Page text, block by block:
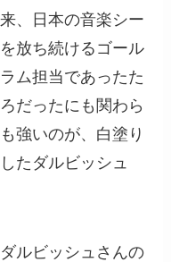
、日本の音楽シー
放ち続けるゴール
ム担当であったた
だったにも関わら
強いのが、白塗り
たダルビッシュ
ルビッシュさんの